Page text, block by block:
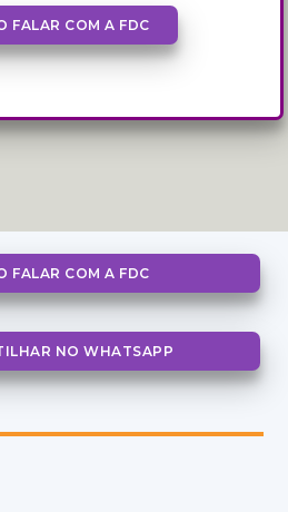
FALAR COM A FDC
FALAR COM A FDC
NO WHATSAPP